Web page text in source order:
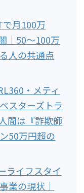
で月100万
｜50〜100万
人の共通点
・メティ
スターズトラ
間は『詐欺師
50万円超の
ライフスタイ
業の現状｜